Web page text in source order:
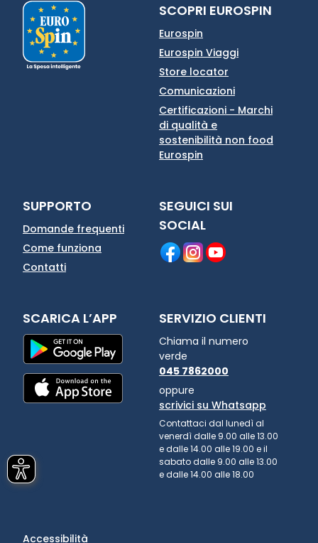
SCOPRI EUROSPIN
Eurospin
Eurospin Viaggi
Store locator
Comunicazioni
Certificazioni - Marchi
di qualità e
sostenibilità non food
Eurospin
SUPPORTO
Domande frequenti
Come funziona
Contatti
SEGUICI SUI
SOCIAL
SCARICA L’APP SERVIZIO CLIENTI
Chiama il numero
verde
045 7862000
oppure
scrivici su Whatsapp
Contattaci dal lunedì al
venerdì dalle 9.00 alle 13.00
e dalle 14.00 alle 19.00 e il
sabato dalle 9.00 alle 13.00
e dalle 14.00 alle 18.00
Accessibilità